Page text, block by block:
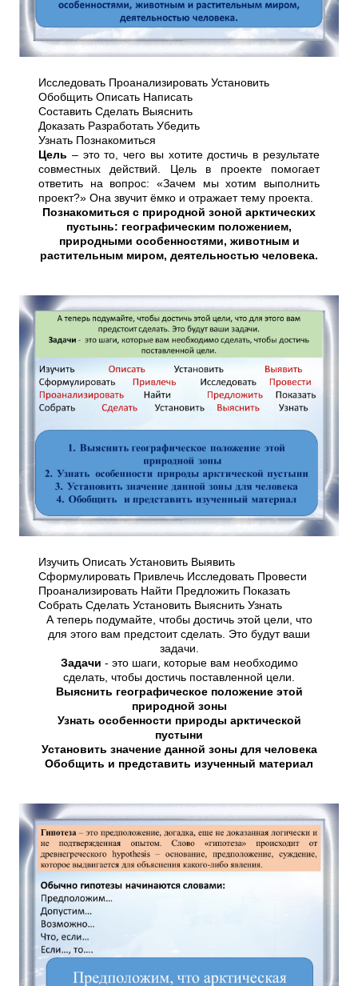
Исследовать Проанализировать Установить
Обобщить Описать Написать
Составить Сделать Выяснить
Доказать Разработать Убедить
Узнать Познакомиться
Цель – это то, чего вы хотите достичь в результате
совместных действий. Цель в проекте помогает
ответить на вопрос: «Зачем мы хотим выполнить
проект?» Она звучит ёмко и отражает тему проекта.
Познакомиться с природной зоной арктических
пустынь: географическим положением,
природными особенностями, животным и
растительным миром, деятельностью человека.
Изучить Описать Установить Выявить
Сформулировать Привлечь Исследовать Провести
Проанализировать Найти Предложить Показать
Собрать Сделать Установить Выяснить Узнать
А теперь подумайте, чтобы достичь этой цели, что
для этого вам предстоит сделать. Это будут ваши
задачи.
Задачи - это шаги, которые вам необходимо
сделать, чтобы достичь поставленной цели.
Выяснить географическое положение этой
природной зоны
Узнать особенности природы арктической
пустыни
Установить значение данной зоны для человека
Обобщить и представить изученный материал